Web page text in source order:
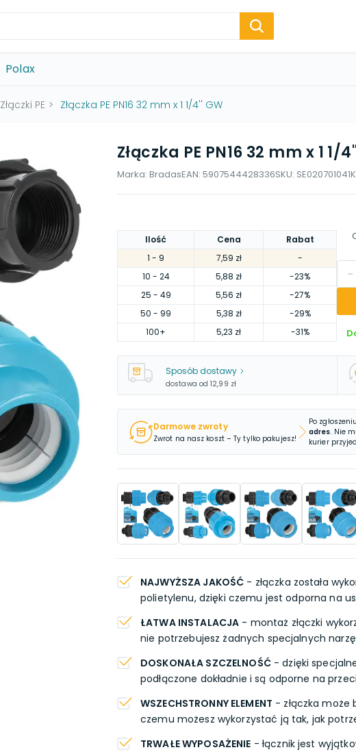
Polax
Złączki PE > Złączka PE PN16 32 mm x 1 1/4'' GW
Złączka PE PN16 32 mm x 1 1/
Marka: BradasEAN: 5907544428336SKU: SE020701041
Ilość Cena
Rabat
1 - 9 7,59 zł
-
10 - 24 5,88 zł
-23%
25 - 49 5,56 zł
-27%
50 - 99 5,38 zł
-29%
100+ 5,23 zł -31%
Sposób dostawy
dostawa od 12,99 zł
Darmowe zwroty
Zwrot na nasz koszt – Ty tylko pakujesz!
Po
adres. Nie
kurier
NAJWYŻSZA JAKOŚĆ - złączka została
polietylenu, dzięki czemu jest odporna na
ŁATWA INSTALACJA - montaż złączki
nie potrzebujesz żadnych specjalnych
DOSKONAŁA SZCZELNOŚĆ- dzięki
podłączone dokładnie i są odporne na
WSZECHSTRONNY ELEMENT - złączka może
czemu możesz wykorzystać ją tak, jak
TRWAŁE WYPOSAŻENIE - łącznik jest